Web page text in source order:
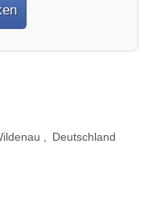
Deutschland